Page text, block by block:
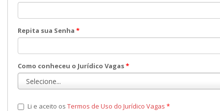
Repita sua Senha *
Como conheceu o Jurídico Vagas*
Li e aceito os Termos de Uso do Jurídico Vagas *